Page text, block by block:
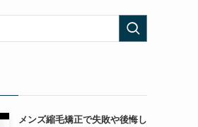
メンズ縮毛矯正で失敗や後悔し